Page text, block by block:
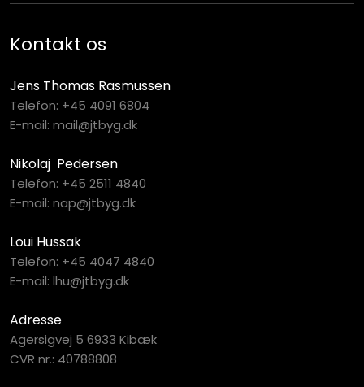
Kontakt os​
Jens Thomas Rasmussen
Telefon: +45 4091 6804
E-mail: mail@jtbyg.dk
Nikolaj Pedersen
Telefon: +45 2511 4840
E-mail: nap@jtbyg.dk
Loui Hussak
Telefon: +45 4047 4840
E-mail: lhu@jtbyg.dk
Adresse
Agersigvej 5 6933 Kibæk
CVR nr.: 40788808​